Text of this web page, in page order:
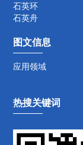
石英环
石英舟
图文信息
应用领域
热搜关键词